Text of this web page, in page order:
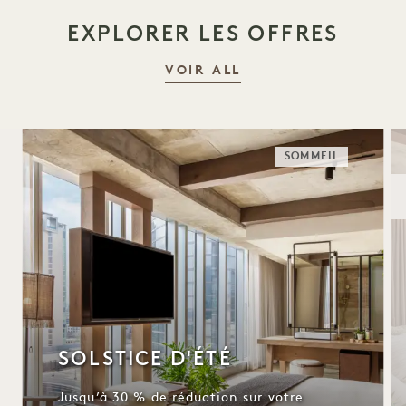
EXPLORER LES OFFRES
VOIR ALL
SOMMEIL
SOLSTICE D'ÉTÉ
Jusqu’à 30 % de réduction sur votre